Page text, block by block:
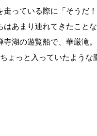
っている際に「そうだ
あまり連れてきたことな
湖の遊覧船で、華厳滝。
ょっと入っていたような